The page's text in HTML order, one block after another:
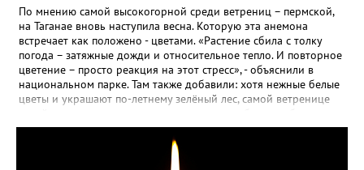
По мнению самой высокогорной среди ветрениц – пермской,
на Таганае вновь наступила весна. Которую эта анемона
встречает как положено - цветами. «Растение сбила с толку
погода – затяжные дожди и относительное тепло. И повторное
цветение – просто реакция на этот стресс», - объяснили в
национальном парке. Там также добавили: хотя нежные белые
цветы и украшают по-летнему зелёный лес, самой ветренице
силы перед долгой зимовкой.